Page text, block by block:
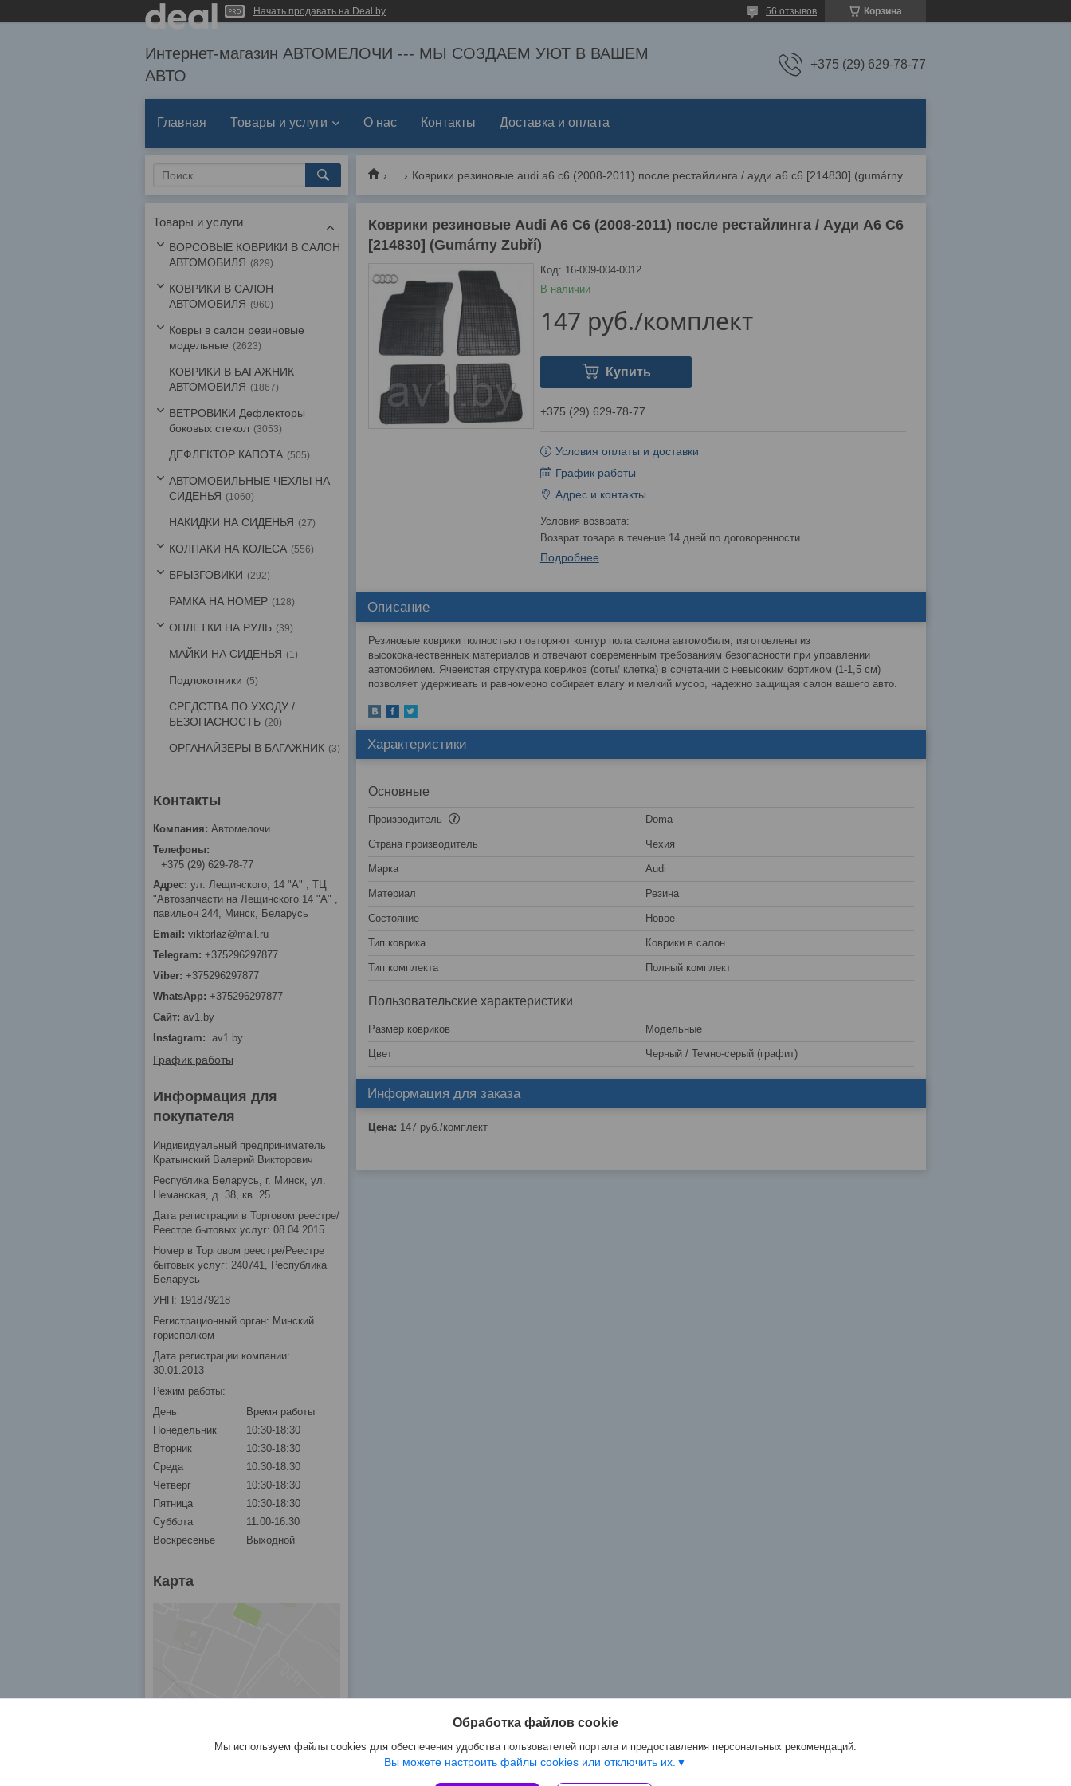
Начать продавать на Deal.by Корзина
56 отзывов
Интернет-магазин АВТОМЕЛОЧИ --- МЫ СОЗДАЕМ УЮТ В ВАШЕМ
АВТО
+375 (29) 629-78-77
Главная Товары и услуги О нас Контакты Доставка и оплата
Коврики резиновые audi a6 c6 (2008-2011) после рестайлинга / ауди а6 с6 [214830] (gumárny zubří)
Коврики резиновые Audi A6 C6 (2008-2011) после рестайлинга / Ауди А6 С6
[214830] (Gumárny Zubří)
В наличии
Код: 16-009-004-0012
147 руб./комплект
Купить
+375 (29) 629-78-77
Условия оплаты и доставки
График работы
Адрес и контакты
возврат товара в течение 14 дней по договоренности
Подробнее
Описание
Резиновые коврики полностью повторяют контур пола салона автомобиля, изготовлены из
высококачественных материалов и отвечают современным требованиям безопасности при управлении
автомобилем. Ячееистая структура ковриков (соты/ клетка) в сочетании с невысоким бортиком (1-1,5 см)
позволяет удерживать и равномерно собирает влагу и мелкий мусор, надежно защищая салон вашего авто.
Характеристики
Основные
Производитель Doma
Страна производитель Чехия
Марка Audi
Материал Резина
Состояние Новое
Тип коврика Коврики в салон
Тип комплекта Полный комплект
Пользовательские характеристики
Размер ковриков Модельные
Цвет Черный / Темно-серый (графит)
Информация для заказа
Цена: 147 руб./комплект
Товары и услуги
ВОРСОВЫЕ КОВРИКИ В САЛОН
АВТОМОБИЛЯ
829
КОВРИКИ В САЛОН
АВТОМОБИЛЯ
960
Ковры в салон резиновые
модельные
2623
КОВРИКИ В БАГАЖНИК
АВТОМОБИЛЯ
1867
ВЕТРОВИКИ Дефлекторы
боковых стекол
3053
ДЕФЛЕКТОР КАПОТА 505
АВТОМОБИЛЬНЫЕ ЧЕХЛЫ НА
СИДЕНЬЯ
1060
НАКИДКИ НА СИДЕНЬЯ 27
КОЛПАКИ НА КОЛЕСА 556
БРЫЗГОВИКИ 292
РАМКА НА НОМЕР 128
ОПЛЕТКИ НА РУЛЬ 39
МАЙКИ НА СИДЕНЬЯ 1
Подлокотники 5
СРЕДСТВА ПО УХОДУ /
БЕЗОПАСНОСТЬ
20
ОРГАНАЙЗЕРЫ В БАГАЖНИК 3
Автомелочи
+375 (29) 629-78-77
ул. Лещинского, 14 "А" , ТЦ
"Автозапчасти на Лещинcкого 14 "A" ,
павильон 244, Минск, Беларусь
viktorlaz@mail.ru
+375296297877
+375296297877
+375296297877
av1.by
Instagram
av1.by
График работы
Информация для
покупателя
Индивидуальный предприниматель
Кратынский Валерий Викторович
Республика Беларусь, г. Минск, ул.
Неманская, д. 38, кв. 25
Дата регистрации в Торговом реестре/
Реестре бытовых услуг: 08.04.2015
Номер в Торговом реестре/Реестре
бытовых услуг: 240741, Республика
Беларусь
УНП: 191879218
Регистрационный орган: Минский
горисполком
Дата регистрации компании:
30.01.2013
Режим работы:
День
Время работы
Понедельник
10:30-18:30
Вторник
10:30-18:30
Среда
10:30-18:30
Четверг
10:30-18:30
Пятница
10:30-18:30
Суббота
11:00-16:30
Воскресенье
Выходной
Карта
Обработка файлов cookie
Мы используем файлы cookies для обеспечения удобства пользователей портала и предоставления персональных рекомендаций.
Вы можете настроить файлы cookies или отключить их.